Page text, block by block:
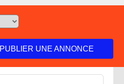
PUBLIER UNE ANNONCE